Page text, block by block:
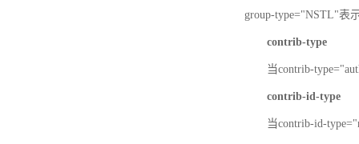
group-type="NSTL"表
contrib-type
当contrib-
contrib-id-type
当contrib-id-